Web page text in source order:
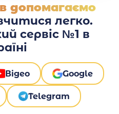
допомагаємо
легко.
сервіс №1 в
Відео Google
Telegram